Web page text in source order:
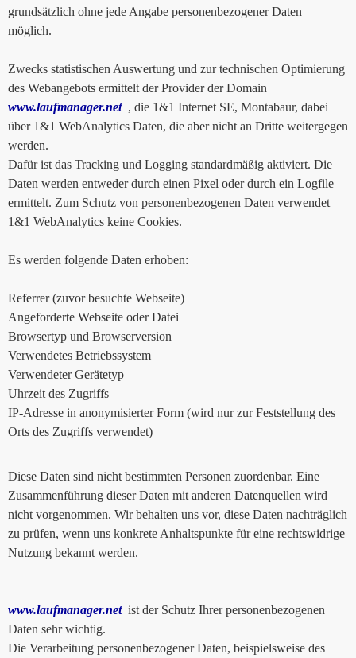
grundsätzlich ohne jede Angabe personenbezogener Daten
möglich.
Zwecks statistischen Auswertung und zur technischen Optimierung
des Webangebots ermittelt der Provider der Domain
www.laufmanager.net, die 1&1 Internet SE, Montabaur, dabei
über 1&1 WebAnalytics Daten, die aber nicht an Dritte weitergegen
werden.
Dafür ist das Tracking und Logging standardmäßig aktiviert. Die
Daten werden entweder durch einen Pixel oder durch ein Logfile
ermittelt. Zum Schutz von personenbezogenen Daten verwendet
1&1 WebAnalytics keine Cookies.
Es werden folgende Daten erhoben:
Referrer (zuvor besuchte Webseite)
Angeforderte Webseite oder Datei
Browsertyp und Browserversion
Verwendetes Betriebssystem
Verwendeter Gerätetyp
Uhrzeit des Zugriffs
IP-Adresse in anonymisierter Form (wird nur zur Feststellung des
Orts des Zugriffs verwendet)
Diese Daten sind nicht bestimmten Personen zuordenbar. Eine
Zusammenführung dieser Daten mit anderen Datenquellen wird
nicht vorgenommen. Wir behalten uns vor, diese Daten nachträglich
zu prüfen, wenn uns konkrete Anhaltspunkte für eine rechtswidrige
Nutzung bekannt werden.
www.laufmanager.netist der Schutz Ihrer personenbezogenen
Daten sehr wichtig.
Die Verarbeitung personenbezogener Daten, beispielsweise des